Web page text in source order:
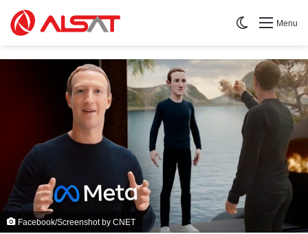
Menu
Switch skin
Facebook/Screenshot by CNET